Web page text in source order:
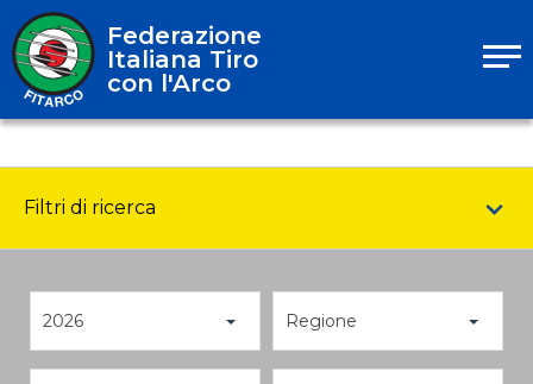
Federazione
Italiana Tiro
con l'Arco
Filtri di ricerca
2026 Regione